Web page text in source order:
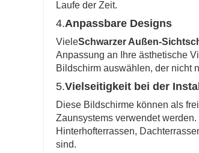
Laufe der Zeit.
4.Anpassbare Designs
VieleSchwarzer Außen-
Anpassung an Ihre ästhetische
Bildschirm auswählen, der nicht
5.Vielseitigkeit bei der
Diese Bildschirme können als
Zaunsystems verwendet werden.
Hinterhofterrassen,
sind.